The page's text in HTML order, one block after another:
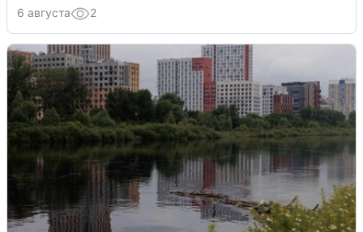
6 августа 2